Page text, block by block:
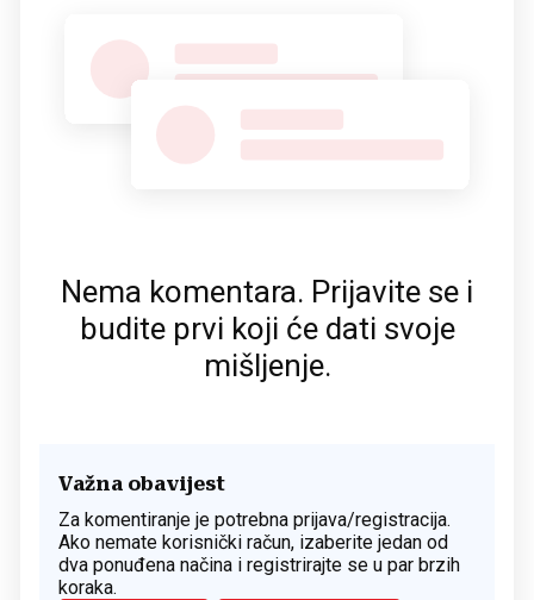
Nema komentara. Prijavite se i
budite prvi koji će dati svoje
mišljenje.
Važna obavijest
Za komentiranje je potrebna prijava/registracija.
Ako nemate korisnički račun, izaberite jedan od
dva ponuđena načina i registrirajte se u par brzih
koraka.